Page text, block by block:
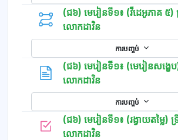
(ជ៦) មេរៀនទី១៖ (វីដេអូភាគ ៥)
លោកដាវិន
ការបញ្ចប់
(ជ៦) មេរៀនទី១៖ (មេរៀនសង្ខេ
លោកដាវិនទំព័រ
ការបញ្ចប់
(ជ៦) មេរៀនទី១៖ (រង្វាយតម្លៃ)
លោកដាវិនកម្រងសំណួរ